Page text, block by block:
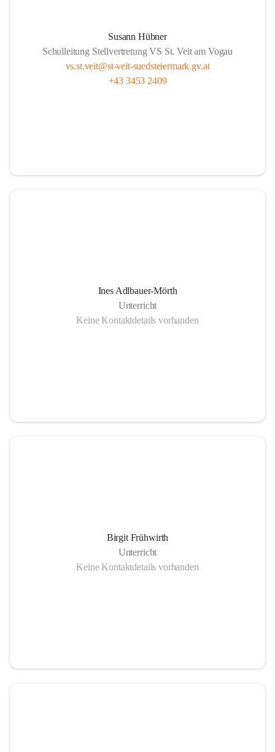
Susann Hübner
Schulleitung Stellvertretung VS St. Veit am Vogau
vs.st.veit@st-veit-suedsteiermark.gv.at
+43 3453 2409
Ines Adlbauer-Mörth
Unterricht
Keine Kontaktdetails vorhanden
Birgit Frühwirth
Unterricht
Keine Kontaktdetails vorhanden